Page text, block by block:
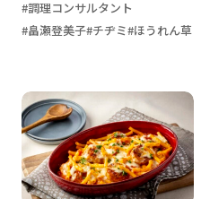
調理コンサルタント
畠瀬登美子 チヂミ ほうれん草